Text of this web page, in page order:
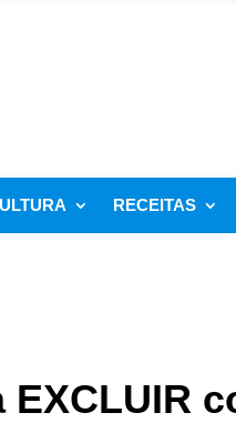
RECEITAS